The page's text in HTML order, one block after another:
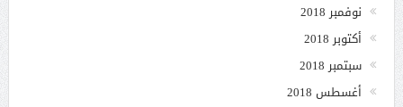
نوفمبر 2018
أكتوبر 2018
سبتمبر 2018
أغسطس 2018